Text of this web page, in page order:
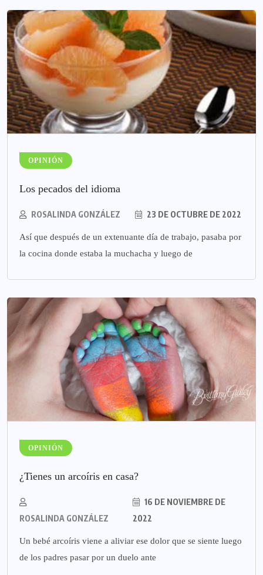
OPINIÓN
Los pecados del idioma
ROSALINDA GONZÁLEZ 23 DE OCTUBRE DE 2022
Así que después de un extenuante día de trabajo, pasaba por
la cocina donde estaba la muchacha y luego de
OPINIÓN
¿Tienes un arcoíris en casa?
ROSALINDA GONZÁLEZ
16 DE NOVIEMBRE DE
2022
Un bebé arcoíris viene a aliviar ese dolor que se siente luego
de los padres pasar por un duelo ante